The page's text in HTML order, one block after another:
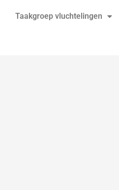
Taakgroep vluchtelingen